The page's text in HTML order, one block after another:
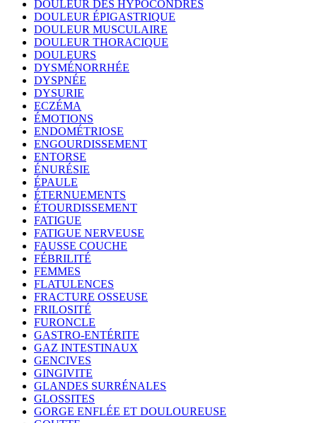
DOULEUR DES HYPOCONDRES
DOULEUR ÉPIGASTRIQUE
DOULEUR MUSCULAIRE
DOULEUR THORACIQUE
DOULEURS
DYSMÉNORRHÉE
DYSPNÉE
DYSURIE
ECZÉMA
ÉMOTIONS
ENDOMÉTRIOSE
ENGOURDISSEMENT
ENTORSE
ÉNURÉSIE
ÉPAULE
ÉTERNUEMENTS
ÉTOURDISSEMENT
FATIGUE
FATIGUE NERVEUSE
FAUSSE COUCHE
FÉBRILITÉ
FEMMES
FLATULENCES
FRACTURE OSSEUSE
FRILOSITÉ
FURONCLE
GASTRO-ENTÉRITE
GAZ INTESTINAUX
GENCIVES
GINGIVITE
GLANDES SURRÉNALES
GLOSSITES
GORGE ENFLÉE ET DOULOUREUSE